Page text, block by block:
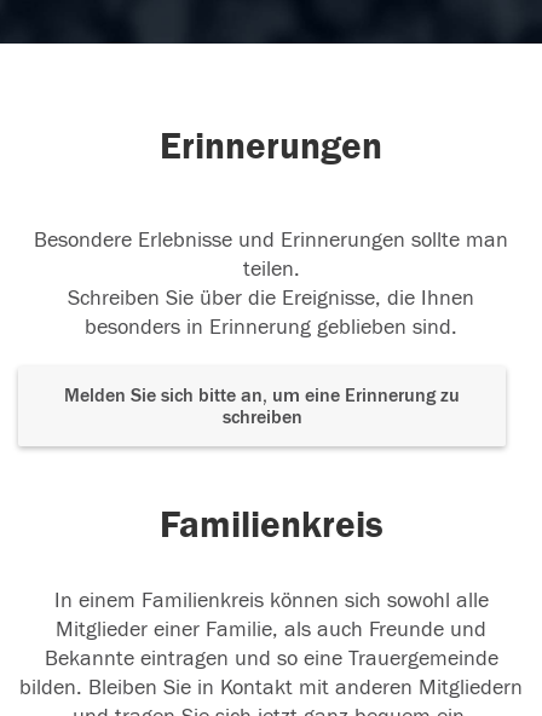
Erinnerungen
Besondere Erlebnisse und Erinnerungen sollte man
teilen.
Schreiben Sie über die Ereignisse, die Ihnen
besonders in Erinnerung geblieben sind.
Melden Sie sich bitte an, um eine Erinnerung zu
schreiben
Familienkreis
In einem Familienkreis können sich sowohl alle
Mitglieder einer Familie, als auch Freunde und
Bekannte eintragen und so eine Trauergemeinde
bilden. Bleiben Sie in Kontakt mit anderen Mitgliedern